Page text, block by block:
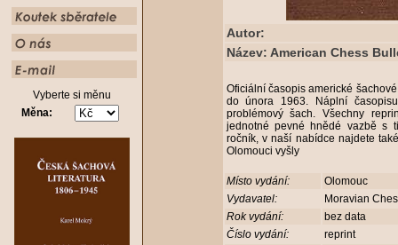
Vyberte si měnu
Měna:
Autor:
Název: American Chess
Oficiální časopis americké
do února 1963. Náplní
problémový šach. Všechny
jednotné pevné hnědé vazbě s
ročník, v naší nabídce najdete
Olomouci vyšly
Místo vydání:
Olomouc
Vydavatel:
Moravian
Rok vydání:
bez data
Číslo vydání:
reprint